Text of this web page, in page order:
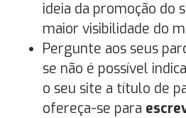
ideia da promoção do
maior visibilidade do
Pergunte aos seus
se não é possível
o seu site a título de
ofereça-se para